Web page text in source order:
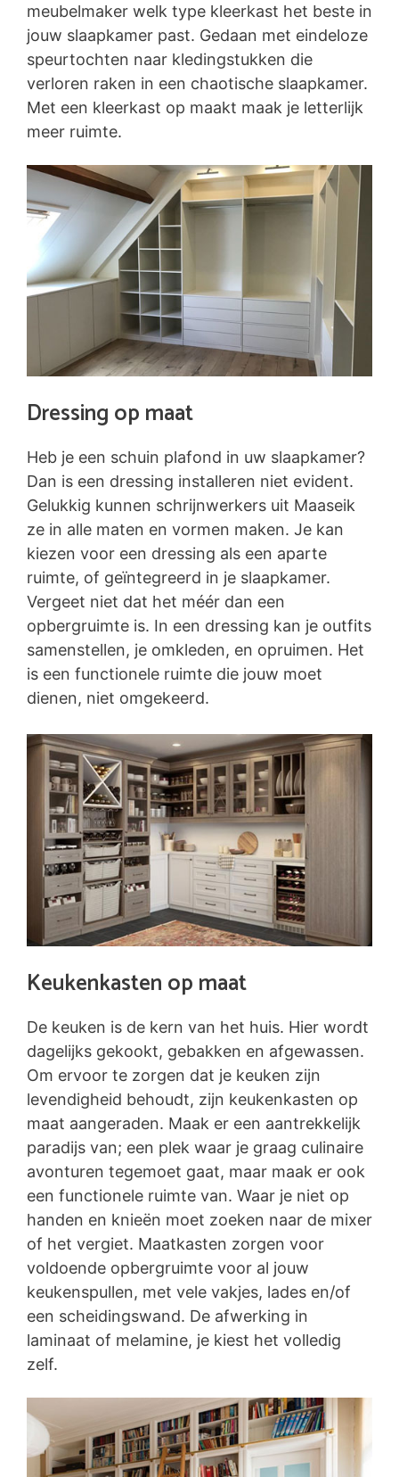
meubelmaker welk type kleerkast het beste in
jouw slaapkamer past. Gedaan met eindeloze
speurtochten naar kledingstukken die
verloren raken in een chaotische slaapkamer.
Met een kleerkast op maakt maak je letterlijk
meer ruimte.
Dressing op maat
Heb je een schuin plafond in uw slaapkamer?
Dan is een dressing installeren niet evident.
Gelukkig kunnen schrijnwerkers uit Maaseik
ze in alle maten en vormen maken. Je kan
kiezen voor een dressing als een aparte
ruimte, of geïntegreerd in je slaapkamer.
Vergeet niet dat het méér dan een
opbergruimte is. In een dressing kan je outfits
samenstellen, je omkleden, en opruimen. Het
is een functionele ruimte die jouw moet
dienen, niet omgekeerd.
Keukenkasten op maat
De keuken is de kern van het huis. Hier wordt
dagelijks gekookt, gebakken en afgewassen.
Om ervoor te zorgen dat je keuken zijn
levendigheid behoudt, zijn keukenkasten op
maat aangeraden. Maak er een aantrekkelijk
paradijs van; een plek waar je graag culinaire
avonturen tegemoet gaat, maar maak er ook
een functionele ruimte van. Waar je niet op
handen en knieën moet zoeken naar de mixer
of het vergiet. Maatkasten zorgen voor
voldoende opbergruimte voor al jouw
keukenspullen, met vele vakjes, lades en/of
een scheidingswand. De afwerking in
laminaat of melamine, je kiest het volledig
zelf.